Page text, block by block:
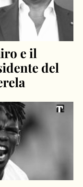
e il
del